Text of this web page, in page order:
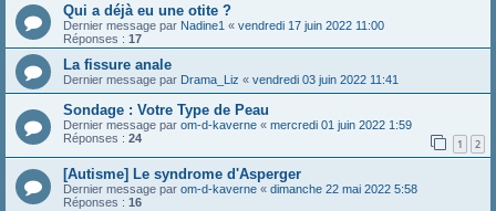
Qui a déjà eu une otite ?
Dernier message par Nadine1 « vendredi 17 juin 2022 11:00
Réponses : 17
La fissure anale
Dernier message par Drama_Liz « vendredi 03 juin 2022 11:41
Sondage : Votre Type de Peau
Dernier message par om-d-kaverne « mercredi 01 juin 2022 1:59
Réponses : 24 1 2
[Autisme] Le syndrome d'Asperger
Dernier message par om-d-kaverne « dimanche 22 mai 2022 5:58
Réponses : 16